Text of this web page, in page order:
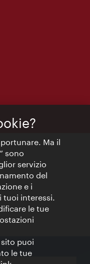
Ma il
sono
servizio
del
e i
tuoi interessi.
le tue
puoi
le tue